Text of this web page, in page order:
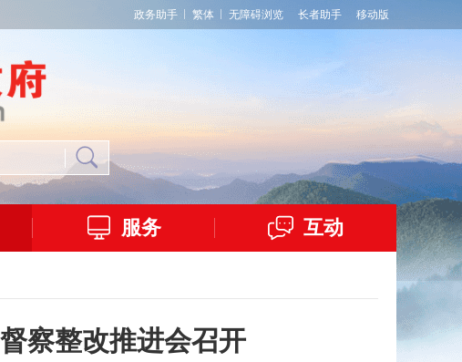
政务助手 繁体 无障碍浏览 长者助手 移动版
服务 互动
察整改推进会召开